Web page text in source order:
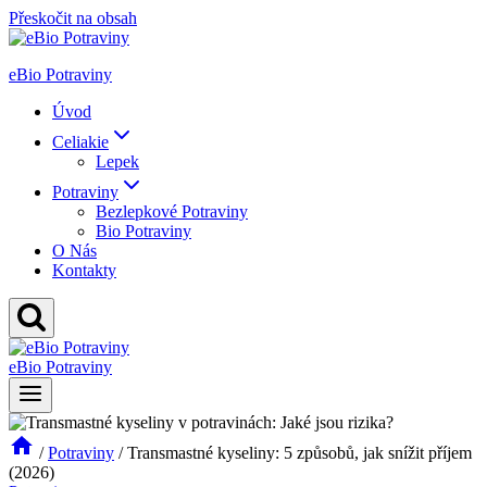
Přeskočit na obsah
eBio Potraviny
Úvod
Celiakie
Lepek
Potraviny
Bezlepkové Potraviny
Bio Potraviny
O Nás
Kontakty
eBio Potraviny
/ Potraviny / Transmastné kyseliny: 5 způsobů, jak snížit příjem
(2026)